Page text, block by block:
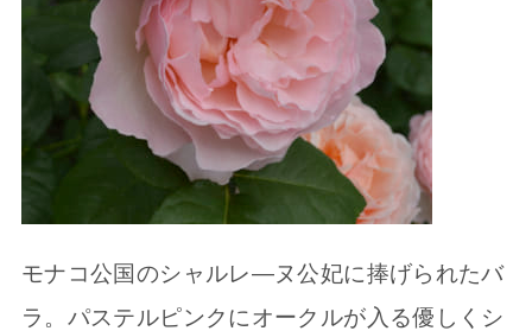
モナコ公国のシャルレ―ヌ公妃に捧げられたバ
ラ。パステルピンクにオークルが入る優しくシ